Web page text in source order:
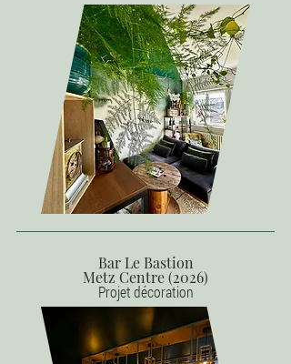
Bar Le Bastion
Metz Centre (2026)
Projet décoration